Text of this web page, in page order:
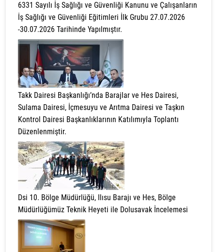
6331 Sayılı İş Sağlığı ve Güvenliği Kanunu ve Çalışanların
İş Sağlığı ve Güvenliği Eğitimleri İlk Grubu 27.07.2026
-30.07.2026 Tarihinde Yapılmıştır.
Takk Dairesi Başkanlığı’nda Barajlar ve Hes Dairesi,
Sulama Dairesi, İçmesuyu ve Arıtma Dairesi ve Taşkın
Kontrol Dairesi Başkanlıklarının Katılımıyla Toplantı
Düzenlenmiştir.
Dsi 10. Bölge Müdürlüğü, Ilısu Barajı ve Hes, Bölge
Müdürlüğümüz Teknik Heyeti ile Dolusavak İncelemesi